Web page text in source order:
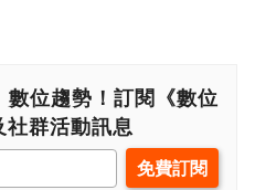
位趨勢！訂閱《數位
群活動訊息